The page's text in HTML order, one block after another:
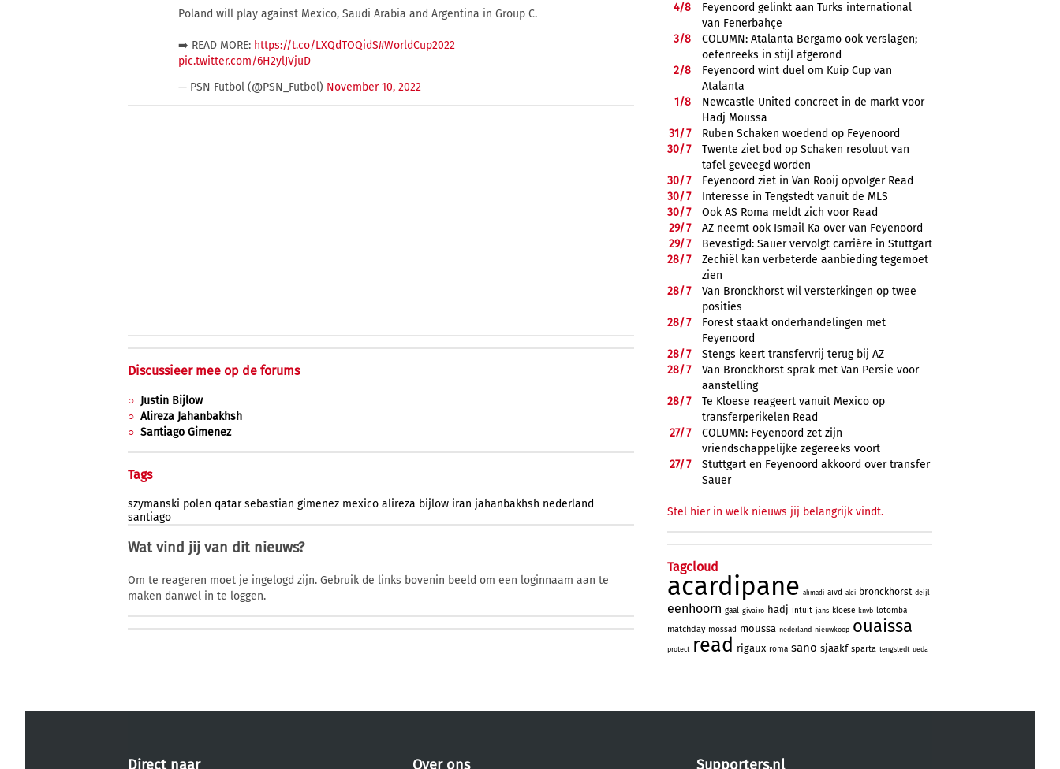
Poland will play against Mexico, Saudi Arabia and Argentina in Group C.
➡️ READ MORE: https://t.co/LXQdTOQidS#WorldCup2022
pic.twitter.com/6H2ylJVjuD
— PSN Futbol (@PSN_Futbol) November 10, 2022
Discussieer mee op de forums
Justin Bijlow
Alireza Jahanbakhsh
Santiago Gimenez
Tags
szymanski polen qatar sebastian gimenez mexico alireza bijlow iran jahanbakhsh nederland
santiago
Wat vind jij van dit nieuws?
Om te reageren moet je ingelogd zijn. Gebruik de links bovenin beeld om een loginnaam aan te
maken danwel in te loggen.
4/8
Feyenoord gelinkt aan Turks international
van Fenerbahçe
3/8
COLUMN: Atalanta Bergamo ook verslagen;
oefenreeks in stijl afgerond
2/8
Feyenoord wint duel om Kuip Cup van
Atalanta
1/8
Newcastle United concreet in de markt voor
Hadj Moussa
31/7
Ruben Schaken woedend op Feyenoord
30/7
Twente ziet bod op Schaken resoluut van
tafel geveegd worden
30/7
Feyenoord ziet in Van Rooij opvolger Read
30/7
Interesse in Tengstedt vanuit de MLS
30/7
Ook AS Roma meldt zich voor Read
29/7
AZ neemt ook Ismail Ka over van Feyenoord
29/7
Bevestigd: Sauer vervolgt carrière in Stuttgart
28/7
Zechiël kan verbeterde aanbieding tegemoet
zien
28/7
Van Bronckhorst wil versterkingen op twee
posities
28/7
Forest staakt onderhandelingen met
Feyenoord
28/7
Stengs keert transfervrij terug bij AZ
28/7
Van Bronckhorst sprak met Van Persie voor
aanstelling
28/7
Te Kloese reageert vanuit Mexico op
transferperikelen Read
27/7
COLUMN: Feyenoord zet zijn
vriendschappelijke zegereeks voort
27/7
Stuttgart en Feyenoord akkoord over transfer
Sauer
Stel hier in welk nieuws jij belangrijk vindt.
Tagcloud
acardipane ahmadi aivd aldi bronckhorst deijl
eenhoorn gaal givairo hadj intuit jans kloese knvb lotomba
matchday mossad moussa nederland nieuwkoop ouaissa
protect read rigaux roma sano sjaakf sparta tengstedt ueda
Direct naar Over ons Supporters.nl